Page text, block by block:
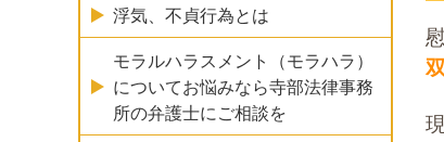
浮気、不貞行為とは
モラルハラスメント（モラハラ）
についてお悩みなら寺部法律事務
所の弁護士にご相談を